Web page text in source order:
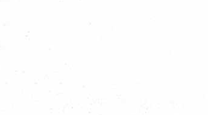
Al vanaf 5 jaar is er bij Scouting heel veel te beleven.